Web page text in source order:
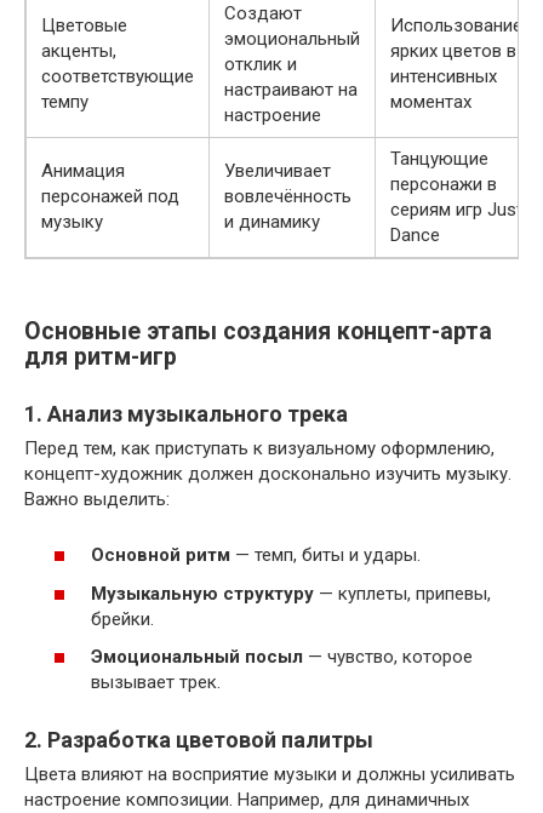
Цветовые
акценты,
соответствующие
темпу
Создают
эмоциональный
отклик и
настраивают на
настроение
Использование
ярких цветов в
интенсивных
моментах
Анимация
персонажей под
музыку
Увеличивает
вовлечённость
и динамику
Танцующие
персонажи в
сериям игр Just
Dance
Основные этапы создания концепт-арта
для ритм-игр
1. Анализ музыкального трека
Перед тем, как приступать к визуальному оформлению,
концепт-художник должен досконально изучить музыку.
Важно выделить:
Основной ритм — темп, биты и удары.
Музыкальную структуру — куплеты, припевы,
брейки.
Эмоциональный посыл — чувство, которое
вызывает трек.
2. Разработка цветовой палитры
Цвета влияют на восприятие музыки и должны усиливать
настроение композиции. Например, для динамичных